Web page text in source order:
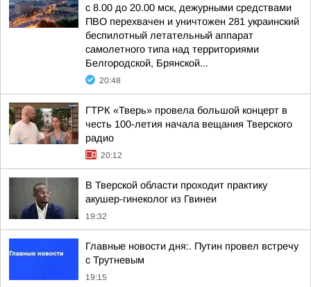
с 8.00 до 20.00 мск, дежурными средствами
ПВО перехвачен и уничтожен 281 украинский
беспилотный летательный аппарат
самолетного типа над территориями
Белгородской, Брянской...
20:48
ГТРК «Тверь» провела большой концерт в
честь 100-летия начала вещания Тверского
радио
20:12
В Тверской области проходит практику
акушер-гинеколог из Гвинеи
19:32
Главные новости дня:. Путин провел встречу
с Трутневым
19:15